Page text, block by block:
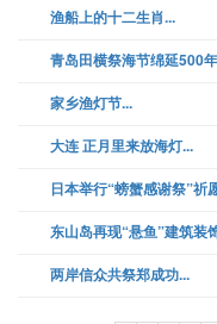
渔船上的十二生肖...
青岛田横祭海节绵延500
家乡渔灯节...
大连 正月里来放海灯...
日本举行“螃蟹感谢祭”祈
东山岛再现“悬鱼”建筑装
两岸信众共祭郑成功...